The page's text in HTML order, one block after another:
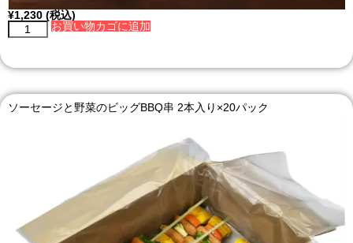
¥1,230 (税込)
お買い物カゴに追加
ソーセージと野菜のビッグBBQ串 2本入り×20パック